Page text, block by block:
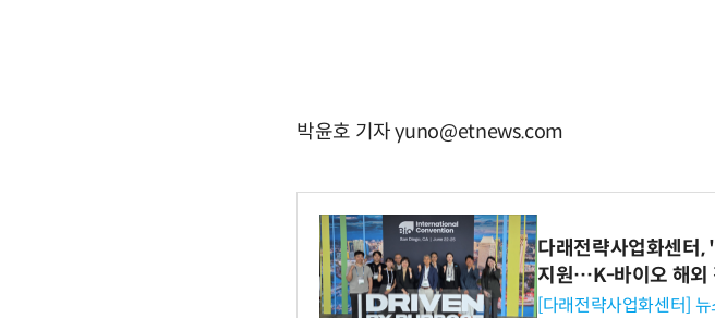
박윤호 기자 yuno@etnews.com
다래전략사업화센터
지원…K-바이오 해외
[다래전략사업화센터]